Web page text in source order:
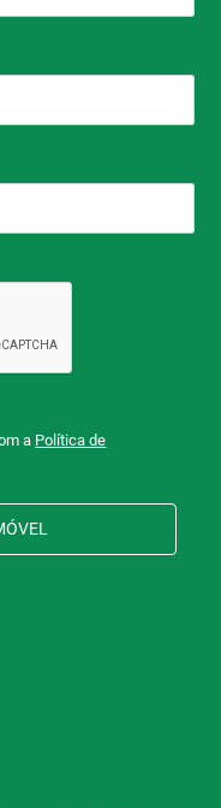
a Política de